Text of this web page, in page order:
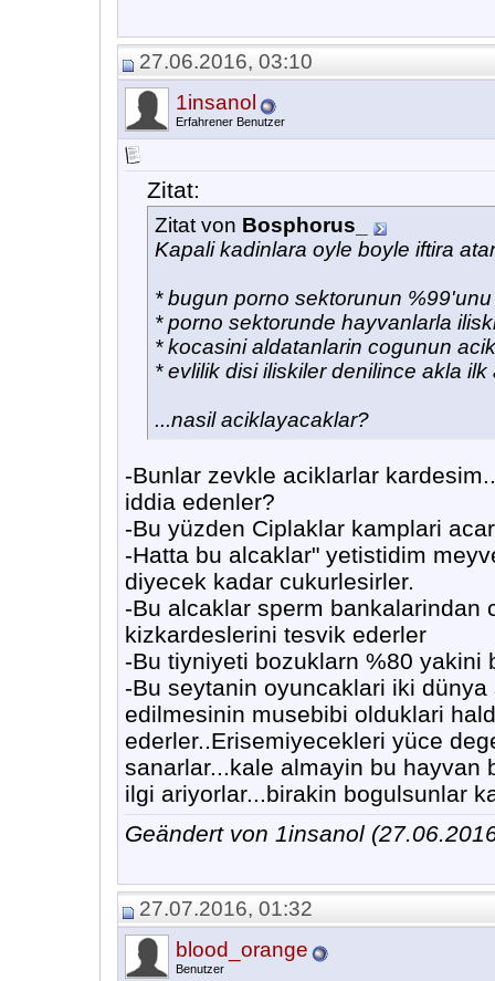
27.06.2016, 03:10
1insanol
Erfahrener Benutzer
Zitat:
Zitat von Bosphorus_
Kapali kadinlara oyle boyle iftira
* bugun porno sektorunun
* porno sektorunde hayvanlarla
* kocasini aldatanlarin cogunun
* evlilik disi iliskiler denilince akla
...nasil aciklayacaklar?
-Bunlar zevkle aciklarlar
iddia edenler?
-Bu yüzden Ciplaklar kamplari
-Hatta bu alcaklar" yetistidim
diyecek kadar cukurlesirler.
-Bu alcaklar sperm
kizkardeslerini tesvik ederler
-Bu tiyniyeti bozuklarn %80
-Bu seytanin oyuncaklari iki
edilmesinin musebibi olduklari
ederler..Erisemiyecekleri yüce
sanarlar...kale almayin bu hayvan
ilgi ariyorlar...birakin bogulsunlar
Geändert von 1insanol
27.07.2016, 01:32
blood_orange
Benutzer